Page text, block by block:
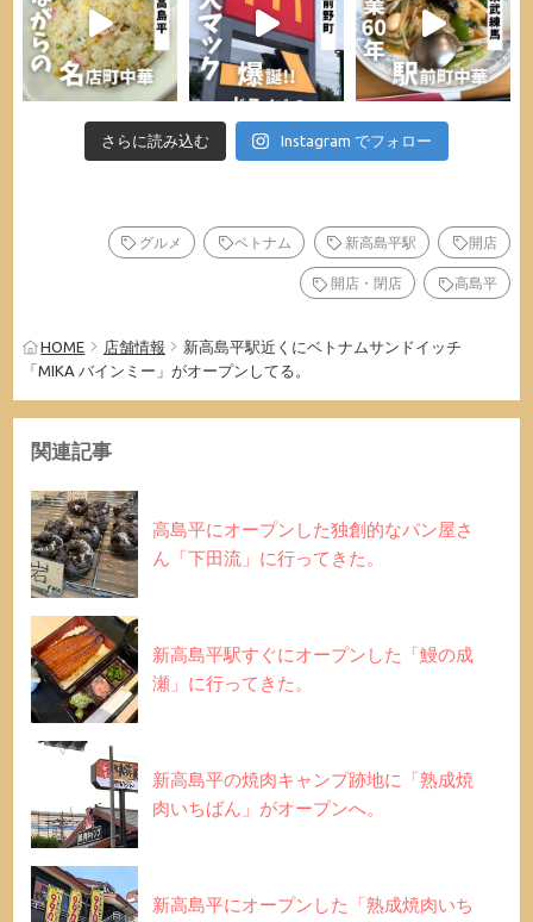
さらに読み込む Instagram でフォロー
グルメ ベトナム 新高島平駅 開店
開店・閉店 高島平
HOME 店舗情報
新高島平駅近くにベトナムサンドイッチ
「MIKA バインミー」がオープンしてる。
関連記事
高島平にオープンした独創的なパン屋さ
ん「下田流」に行ってきた。
新高島平駅すぐにオープンした「鰻の成
瀬」に行ってきた。
新高島平の焼肉キャンプ跡地に「熟成焼
肉いちばん」がオープンへ。
新高島平にオープンした「熟成焼肉いち